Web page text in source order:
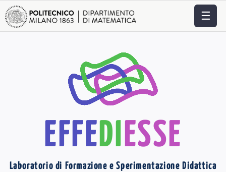
☰
EFFEDIESSE
Laboratorio di Formazione e Sperimentazione Didattica